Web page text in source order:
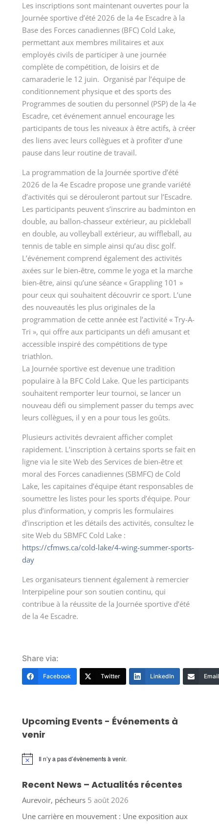
Les inscriptions sont maintenant ouvertes pour la
Journée sportive d’été 2026 de la 4e Escadre à la
Base des Forces canadiennes (BFC) Cold Lake,
permettant aux membres militaires et aux
employés civils de participer à une journée
complète de compétition, de loisirs et de
camaraderie le 12 juin. Organisé par l’équipe de
conditionnement physique et des sports des
Programmes de soutien du personnel (PSP) de la 4e
Escadre, cet événement annuel encourage les
participants de tous les niveaux à être actifs, à créer
des liens avec leurs collègues et à profiter d’une
pause dans leur routine de travail.
La programmation de la Journée sportive d’été
2026 de la 4e Escadre propose une grande variété
d’activités qui se dérouleront partout sur l’Escadre.
Les participants peuvent s’inscrire au badminton en
double, au ballon-chasseur extérieur, au pickleball
en double, au volleyball extérieur, au wiffleball, au
tennis de table en simple ainsi qu’au disc golf.
L’événement comprend également des activités
axées sur le bien-être, comme le yoga et la marche
bien-être, ainsi qu’une séance « Grappling 101 »
pour ceux qui souhaitent découvrir ce sport. L’une
des nouveautés les plus originales de la
programmation de cette année est l’activité « Try-A-
Tri », qui offre aux participants un défi amusant et
accessible inspiré des compétitions de type
triathlon.
La Journée sportive est devenue une tradition
populaire à la BFC Cold Lake. Que les participants
souhaitent remporter leur tournoi, se lancer un
nouveau défi ou simplement passer du temps avec
leurs collègues, il y en a pour tous les goûts.
Plusieurs activités devraient afficher complet
rapidement. L’inscription à certains sports se fait en
ligne via le site Web des Services de bien-être et
moral des Forces canadiennes (SBMFC) de Cold
Lake, les capitaines d’équipe étant responsables de
soumettre les listes pour les sports d’équipe. Pour
plus d’information, y compris les formulaires
d’inscription et les détails des activités, consultez le
site Web du SBMFC Cold Lake :
https://cfmws.ca/cold-lake/4-wing-summer-sports-
day
Les organisateurs tiennent également à remercier
Interpipeline pour son soutien continu, qui
contribue à la réussite de la Journée sportive d’été
de la 4e Escadre.
Share via:
Facebook Twitter LinkedIn Email
Upcoming Events - Événements à
venir
Notice Il n’y a pas d’évènements à venir.
Recent News – Actualités récentes
Aurevoir, pécheurs 5 août 2026
Une carrière en mouvement : Une exposition aux